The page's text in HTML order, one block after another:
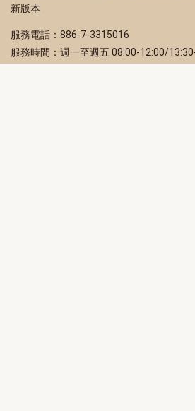
新版本
服務電話：886-7-3315016
服務時間：週一至週五 08:00-12:00/